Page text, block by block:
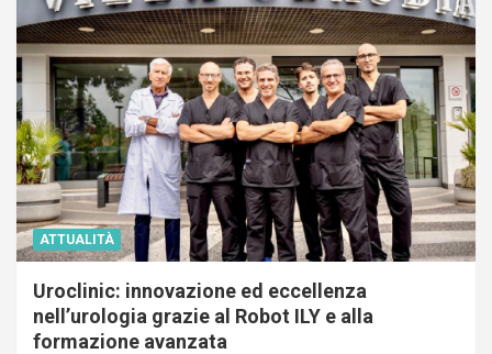
ATTUALITÀ
Uroclinic: innovazione ed eccellenza
nell’urologia grazie al Robot ILY e alla
formazione avanzata